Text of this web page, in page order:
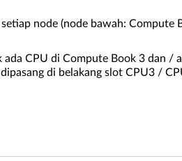
node (node bawah: Compute
CPU di Compute Book 3 dan /
di belakang slot CPU3 /